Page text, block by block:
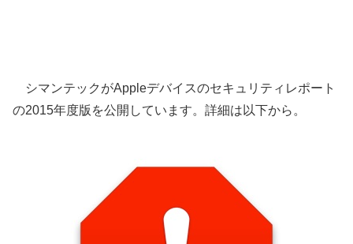
シマンテックがAppleデバイスのセキュリティレポート
の2015年度版を公開しています。詳細は以下から。